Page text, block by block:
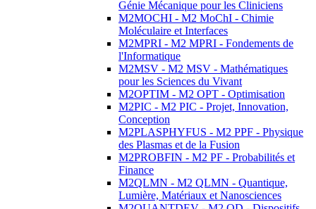
Génie Mécanique pour les Cliniciens
M2MOCHI - M2 MoChI - Chimie
Moléculaire et Interfaces
M2MPRI - M2 MPRI - Fondements de
l'Informatique
M2MSV - M2 MSV - Mathématiques
pour les Sciences du Vivant
M2OPTIM - M2 OPT - Optimisation
M2PIC - M2 PIC - Projet, Innovation,
Conception
M2PLASPHYFUS - M2 PPF - Physique
des Plasmas et de la Fusion
M2PROBFIN - M2 PF - Probabilités et
Finance
M2QLMN - M2 QLMN - Quantique,
Lumière, Matériaux et Nanosciences